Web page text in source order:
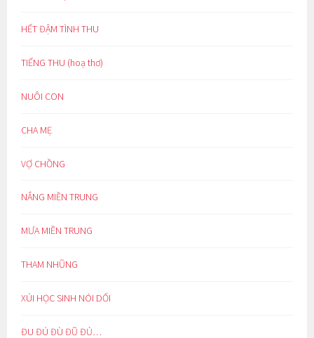
HẾT ĐẬM TÌNH THU
TIẾNG THU (hoạ thơ)
NUÔI CON
CHA MẸ
VỢ CHỒNG
NẮNG MIỀN TRUNG
MƯA MIỀN TRUNG
THAM NHŨNG
XÚI HỌC SINH NÓI DỐI
ĐU ĐÚ ĐÙ ĐŨ ĐỦ…